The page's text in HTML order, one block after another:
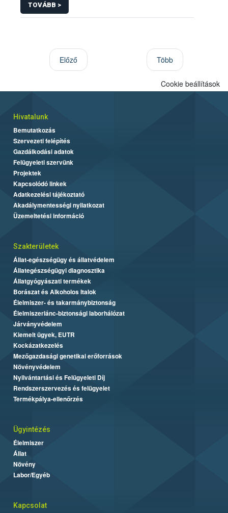
TOVÁBB >
Előző Több
Cookie beállítások
Hivatalunk
Bemutatkozás
Szervezeti felépítés
Gazdálkodási adatok
Felügyeleti szervünk
Projektek
Kapcsolódó linkek
Adatkezelési tájékoztató
Akadálymentességi nyilatkozat
Üzemeltetési információ
Szakterületek
Állat-egészségügy és állatvédelem
Állategészségügyi diagnosztika
Állatgyógyászati termékek
Borászat és Alkoholos Italok
Élelmiszer- és takarmánybiztonság
Élelmiszerlánc-biztonsági laborhálózat
Járványvédelem
Kiemelt ügyek, EUTR
Kockázatkezelés
Mezőgazdasági genetikai erőforrások
Növényvédelem
Nyilvántartási és Felügyeleti Díj
Rendszerszervezés és felügyelet
Termékpálya-ellenőrzés
Ügyintézés
Élelmiszer
Állat
Növény
Labor/Egyéb
Kapcsolat